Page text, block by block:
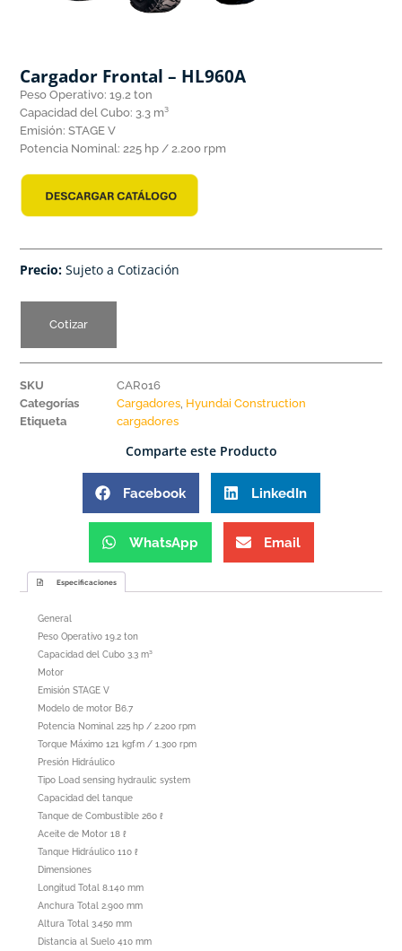
Cargador Frontal – HL960A
Peso Operativo: 19.2 ton
Capacidad del Cubo: 3.3 m³
Emisión: STAGE V
Potencia Nominal: 225 hp / 2.200 rpm
Precio: Sujeto a Cotización
Cotizar
SKU
CAR016
Categorías
Cargadores, Hyundai Construction
Etiqueta
cargadores
Comparte este Producto
Facebook LinkedIn
WhatsApp Email
Especificaciones
General
Peso Operativo 19.2 ton
Capacidad del Cubo 3.3 m³
Motor
Emisión STAGE V
Modelo de motor B6.7
Potencia Nominal 225 hp / 2.200 rpm
Torque Máximo 121 kgf·m / 1.300 rpm
Presión Hidráulico
Tipo Load sensing hydraulic system
Capacidad del tanque
Tanque de Combustible 260 ℓ
Aceite de Motor 18 ℓ
Tanque Hidráulico 110 ℓ
Dimensiones
Longitud Total 8.140 mm
Anchura Total 2.900 mm
Altura Total 3.450 mm
Distancia al Suelo 410 mm